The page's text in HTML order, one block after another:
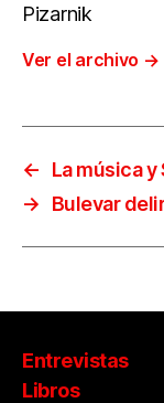
Pizarnik
Ver el archivo →
←
La música y
→
Bulevar
Entrevistas
Libros